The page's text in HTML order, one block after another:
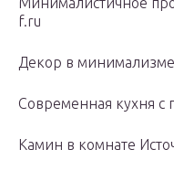
f.ru
Декор в
Современная кухня с
Камин в комнате